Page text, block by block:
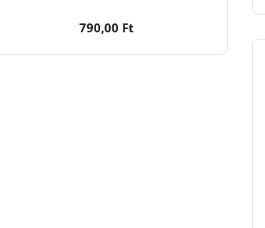
790,00 Ft